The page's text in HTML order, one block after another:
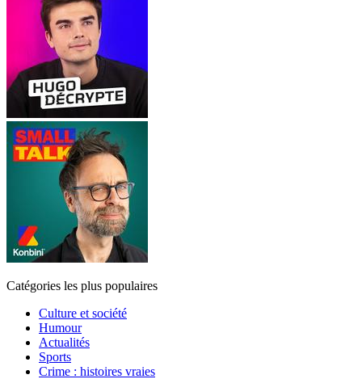
Catégories les plus populaires
Culture et société
Humour
Actualités
Sports
Crime : histoires vraies